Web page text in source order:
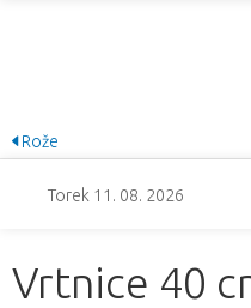
Rože
Torek 11. 08. 2026
Vrtnice 40